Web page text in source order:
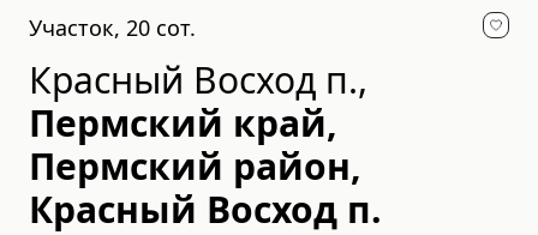
Участок, 20 сот.
Красный Восход п.,
Пермский край,
Пермский район,
Красный Восход п.